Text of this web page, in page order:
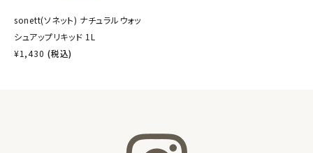
sonett(ソネット) ナチュラルウォッ
シュアップリキッド 1L
¥1,430 (税込)